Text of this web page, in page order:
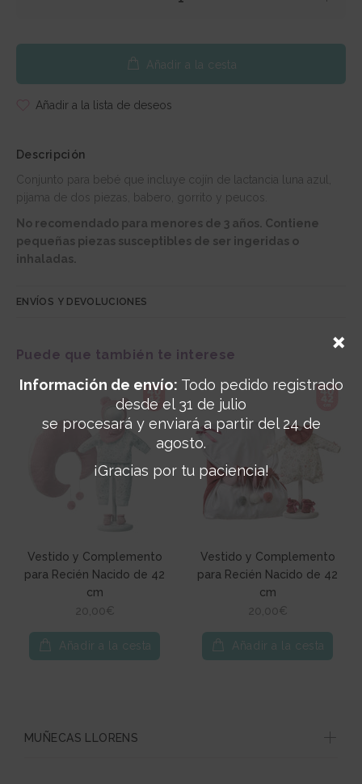
Añadir a la cesta
Añadir a la lista de deseos
Descripción
Conjunto para bebé que incluye cojín de lactancia luna azul,
pijama de dos piezas, babero, gorrito y peucos.
No recomendado para menores de 3 años. Contiene
pequeñas piezas susceptibles de ser ingeridas o
inhaladas.
ENVÍOS Y DEVOLUCIONES
Puede que también te interese
Vestido y Complemento
para Recién Nacido de 42
cm
20,00€
Añadir a la cesta
Vestido y Complemento
para Recién Nacido de 42
cm
20,00€
Añadir a la cesta
MUÑECAS LLORENS
Información de envío: Todo pedido registrado
desde el 31 de julio
se procesará y enviará a partir del 24 de
agosto.
¡Gracias por tu paciencia!